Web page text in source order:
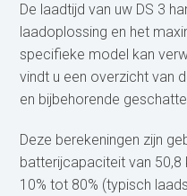
De laadtijd van uw DS 3
laadoplossing en het
specifieke model kan
vindt u een overzicht van
en bijbehorende
Deze berekeningen zijn
batterijcapaciteit van 50,8
10% tot 80% (typisch